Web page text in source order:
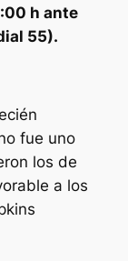
h ante
55).
fue uno
los de
a los